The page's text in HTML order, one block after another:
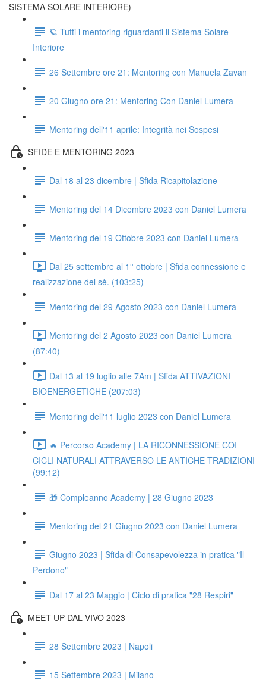
SISTEMA SOLARE INTERIORE)
🪐 Tutti i mentoring riguardanti il Sistema Solare
Interiore
26 Settembre ore 21: Mentoring con Manuela Zavan
20 Giugno ore 21: Mentoring Con Daniel Lumera
Mentoring dell'11 aprile: Integrità nei Sospesi
SFIDE E MENTORING 2023
Dal 18 al 23 dicembre | Sfida Ricapitolazione
Mentoring del 14 Dicembre 2023 con Daniel Lumera
Mentoring del 19 Ottobre 2023 con Daniel Lumera
Dal 25 settembre al 1° ottobre | Sfida connessione e
realizzazione del sè. (103:25)
Mentoring del 29 Agosto 2023 con Daniel Lumera
Mentoring del 2 Agosto 2023 con Daniel Lumera
(87:40)
Dal 13 al 19 luglio alle 7Am | Sfida ATTIVAZIONI
BIOENERGETICHE (207:03)
Mentoring dell'11 luglio 2023 con Daniel Lumera
🔥 Percorso Academy | LA RICONNESSIONE COI
CICLI NATURALI ATTRAVERSO LE ANTICHE TRADIZIONI
(99:12)
🎁 Compleanno Academy | 28 Giugno 2023
Mentoring del 21 Giugno 2023 con Daniel Lumera
Giugno 2023 | Sfida di Consapevolezza in pratica "Il
Perdono"
Dal 17 al 23 Maggio | Ciclo di pratica "28 Respiri"
MEET-UP DAL VIVO 2023
28 Settembre 2023 | Napoli
15 Settembre 2023 | Milano